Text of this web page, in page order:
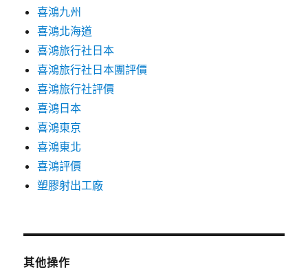
喜鴻九州
喜鴻北海道
喜鴻旅行社日本
喜鴻旅行社日本團評價
喜鴻旅行社評價
喜鴻日本
喜鴻東京
喜鴻東北
喜鴻評價
塑膠射出工廠
其他操作